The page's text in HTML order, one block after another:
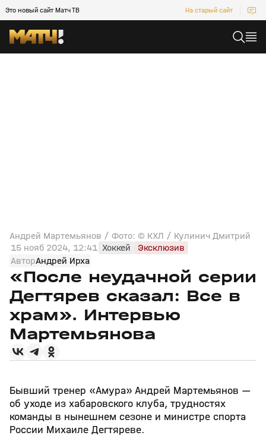
Это новый сайт Матч ТВ На старый сайт
Андрей Мартемьянов / Фото: © КХЛ / Кулинич Дмитрий
15 нояб 2024, 12:41 Хоккей
Эксклюзив
АвторАндрей Ирха
«После неудачной серии
Дегтярев сказал: Все в
храм». Интервью
Мартемьянова
Бывший тренер «Амура» Андрей Мартемьянов —
об уходе из хабаровского клуба, трудностях
команды в нынешнем сезоне и министре спорта
России Михаиле Дегтяреве.